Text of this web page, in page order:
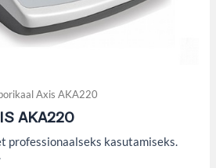
Axis AKA220
AKA220
professionaalseks kasutamiseks.